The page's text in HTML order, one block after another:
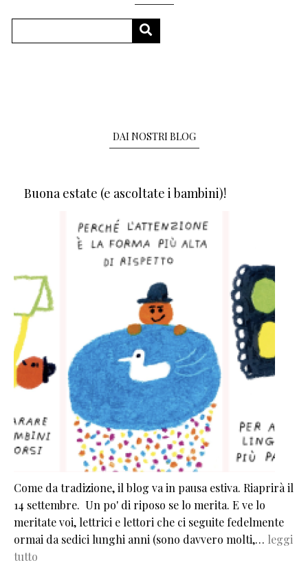
CERCA
DAI NOSTRI BLOG
Buona estate (e ascoltate i bambini)!
Come da tradizione, il blog va in pausa estiva. Riaprirà il
14 settembre. Un po' di riposo se lo merita. E ve lo
meritate voi, lettrici e lettori che ci seguite fedelmente
ormai da sedici lunghi anni (sono davvero molti,… leggi
tutto